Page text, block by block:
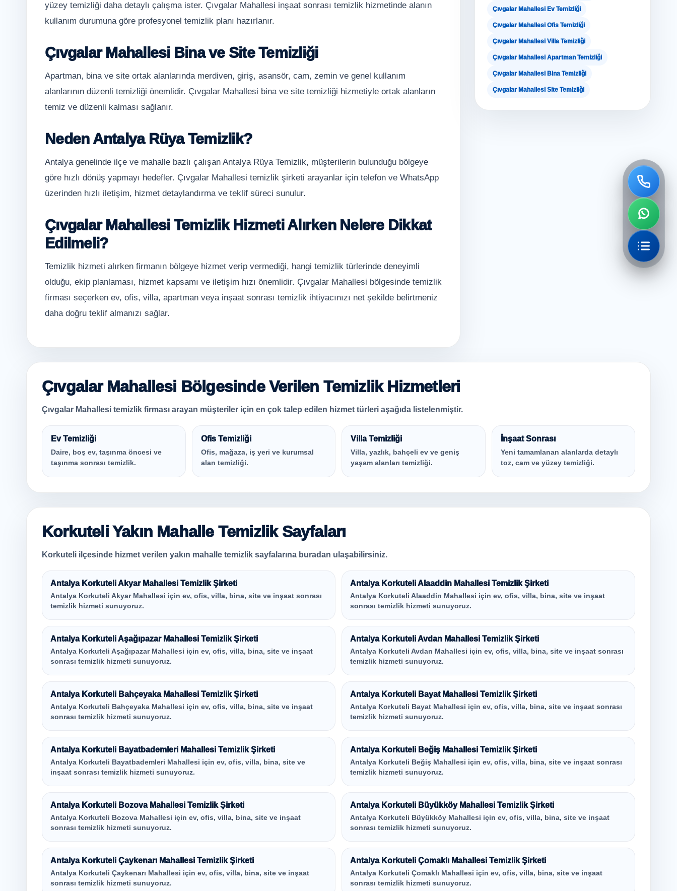
yüzey temizliği daha detaylı çalışma ister. Çıvgalar Mahallesi inşaat sonrası temizlik hizmetinde alanın
kullanım durumuna göre profesyonel temizlik planı hazırlanır.
Çıvgalar Mahallesi Bina ve Site Temizliği
Apartman, bina ve site ortak alanlarında merdiven, giriş, asansör, cam, zemin ve genel kullanım
alanlarının düzenli temizliği önemlidir. Çıvgalar Mahallesi bina ve site temizliği hizmetiyle ortak alanların
temiz ve düzenli kalması sağlanır.
Neden Antalya Rüya Temizlik?
Antalya genelinde ilçe ve mahalle bazlı çalışan Antalya Rüya Temizlik, müşterilerin bulunduğu bölgeye
göre hızlı dönüş yapmayı hedefler. Çıvgalar Mahallesi temizlik şirketi arayanlar için telefon ve WhatsApp
üzerinden hızlı iletişim, hizmet detaylandırma ve teklif süreci sunulur.
Çıvgalar Mahallesi Temizlik Hizmeti Alırken Nelere Dikkat
Edilmeli?
Temizlik hizmeti alırken firmanın bölgeye hizmet verip vermediği, hangi temizlik türlerinde deneyimli
olduğu, ekip planlaması, hizmet kapsamı ve iletişim hızı önemlidir. Çıvgalar Mahallesi bölgesinde temizlik
firması seçerken ev, ofis, villa, apartman veya inşaat sonrası temizlik ihtiyacınızı net şekilde belirtmeniz
daha doğru teklif almanızı sağlar.
Çıvgalar Mahallesi Ev Temizliği
Çıvgalar Mahallesi Ofis Temizliği
Çıvgalar Mahallesi Villa Temizliği
Çıvgalar Mahallesi Apartman Temizliği
Çıvgalar Mahallesi Bina Temizliği
Çıvgalar Mahallesi Site Temizliği
Çıvgalar Mahallesi Bölgesinde Verilen Temizlik Hizmetleri
Çıvgalar Mahallesi temizlik firması arayan müşteriler için en çok talep edilen hizmet türleri aşağıda listelenmiştir.
Ev Temizliği
Daire, boş ev, taşınma öncesi ve
taşınma sonrası temizlik.
Ofis Temizliği
Ofis, mağaza, iş yeri ve kurumsal
alan temizliği.
Villa Temizliği
Villa, yazlık, bahçeli ev ve geniş
yaşam alanları temizliği.
İnşaat Sonrası
Yeni tamamlanan alanlarda detaylı
toz, cam ve yüzey temizliği.
Korkuteli Yakın Mahalle Temizlik Sayfaları
Korkuteli ilçesinde hizmet verilen yakın mahalle temizlik sayfalarına buradan ulaşabilirsiniz.
Antalya Korkuteli Akyar Mahallesi Temizlik Şirketi
Antalya Korkuteli Akyar Mahallesi için ev, ofis, villa, bina, site ve inşaat sonrası
temizlik hizmeti sunuyoruz.
Antalya Korkuteli Alaaddin Mahallesi Temizlik Şirketi
Antalya Korkuteli Alaaddin Mahallesi için ev, ofis, villa, bina, site ve inşaat
sonrası temizlik hizmeti sunuyoruz.
Antalya Korkuteli Aşağıpazar Mahallesi Temizlik Şirketi
Antalya Korkuteli Aşağıpazar Mahallesi için ev, ofis, villa, bina, site ve inşaat
sonrası temizlik hizmeti sunuyoruz.
Antalya Korkuteli Avdan Mahallesi Temizlik Şirketi
Antalya Korkuteli Avdan Mahallesi için ev, ofis, villa, bina, site ve inşaat sonrası
temizlik hizmeti sunuyoruz.
Antalya Korkuteli Bahçeyaka Mahallesi Temizlik Şirketi
Antalya Korkuteli Bahçeyaka Mahallesi için ev, ofis, villa, bina, site ve inşaat
sonrası temizlik hizmeti sunuyoruz.
Antalya Korkuteli Bayat Mahallesi Temizlik Şirketi
Antalya Korkuteli Bayat Mahallesi için ev, ofis, villa, bina, site ve inşaat sonrası
temizlik hizmeti sunuyoruz.
Antalya Korkuteli Bayatbademleri Mahallesi Temizlik Şirketi
Antalya Korkuteli Bayatbademleri Mahallesi için ev, ofis, villa, bina, site ve
inşaat sonrası temizlik hizmeti sunuyoruz.
Antalya Korkuteli Beğiş Mahallesi Temizlik Şirketi
Antalya Korkuteli Beğiş Mahallesi için ev, ofis, villa, bina, site ve inşaat sonrası
temizlik hizmeti sunuyoruz.
Antalya Korkuteli Bozova Mahallesi Temizlik Şirketi
Antalya Korkuteli Bozova Mahallesi için ev, ofis, villa, bina, site ve inşaat
sonrası temizlik hizmeti sunuyoruz.
Antalya Korkuteli Büyükköy Mahallesi Temizlik Şirketi
Antalya Korkuteli Büyükköy Mahallesi için ev, ofis, villa, bina, site ve inşaat
sonrası temizlik hizmeti sunuyoruz.
Antalya Korkuteli Çaykenarı Mahallesi Temizlik Şirketi
Antalya Korkuteli Çaykenarı Mahallesi için ev, ofis, villa, bina, site ve inşaat
sonrası temizlik hizmeti sunuyoruz.
Antalya Korkuteli Çomaklı Mahallesi Temizlik Şirketi
Antalya Korkuteli Çomaklı Mahallesi için ev, ofis, villa, bina, site ve inşaat
sonrası temizlik hizmeti sunuyoruz.